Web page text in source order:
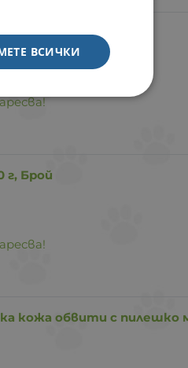
Брой
г, Брой
кожа обвити с пилешко
ВСИЧКИ